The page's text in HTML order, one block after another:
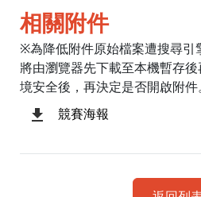
相關附件
※為降低附件原始檔案遭搜尋引
將由瀏覽器先下載至本機暫存
境安全後，再決定是否開啟附件。
競賽海報